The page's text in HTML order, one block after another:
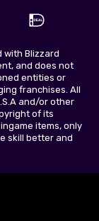
with Blizzard
and does not
entities or
franchises. All
and/or other
of its
items, only
skill better and